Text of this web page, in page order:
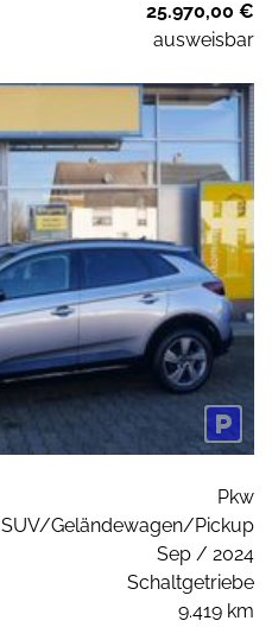
25.970,00 €
ausweisbar
Pkw
SUV/Geländewagen/Pickup
Sep / 2024
Schaltgetriebe
9.419 km